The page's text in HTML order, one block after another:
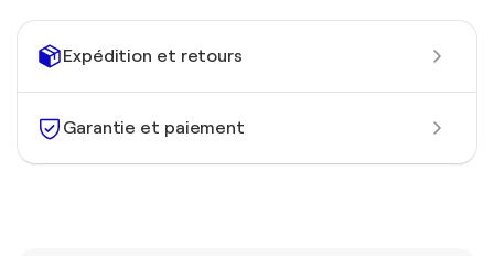
Expédition et retours
Garantie et paiement